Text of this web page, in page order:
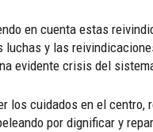
en cuenta estas
luchas y las
evidente crisis del
los cuidados en el
por dignificar y